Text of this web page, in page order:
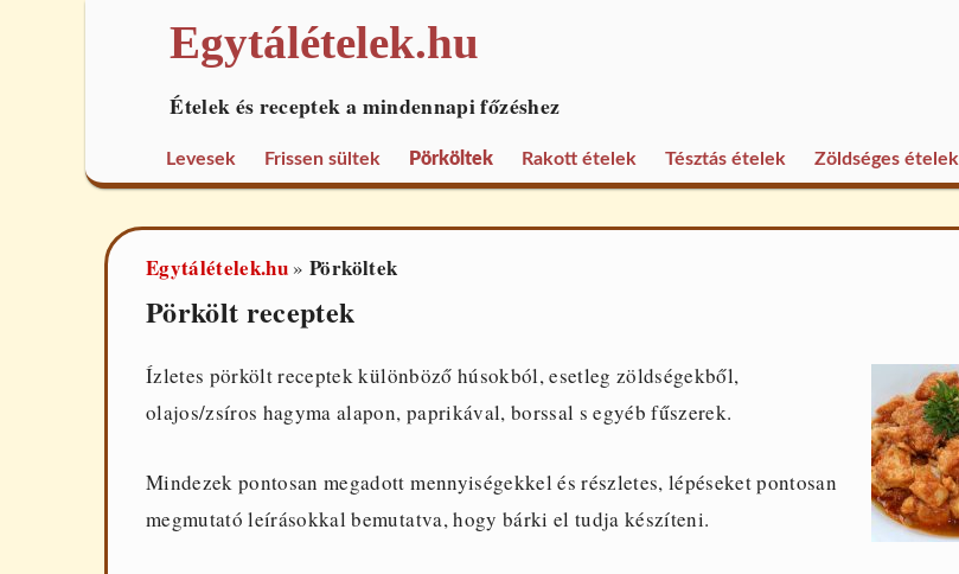
Egytálételek.hu
Ételek és receptek a mindennapi főzéshez
Levesek Frissen sültek Pörköltek Rakott ételek Tésztás ételek Zöldséges ételek
Egytálételek.hu »Pörköltek
Pörkölt receptek
Ízletes pörkölt receptek különböző húsokból, esetleg zöldségekből,
olajos/zsíros hagyma alapon, paprikával, borssal s egyéb fűszerek.
Mindezek pontosan megadott mennyiségekkel és részletes, lépéseket pontosan
megmutató leírásokkal bemutatva, hogy bárki el tudja készíteni.